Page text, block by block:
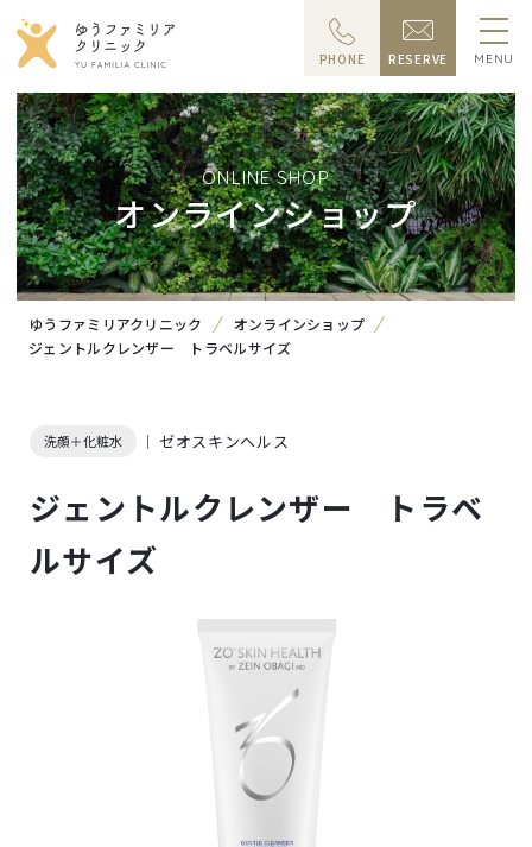
PHONE RESERVE MENU
ONLINE SHOP
オンラインショップ
ゆうファミリアクリニック
オンラインショップ
ジェントルクレンザー トラベルサイズ
洗顔＋化粧水 ゼオスキンヘルス
ジェントルクレンザー トラベ
ルサイズ